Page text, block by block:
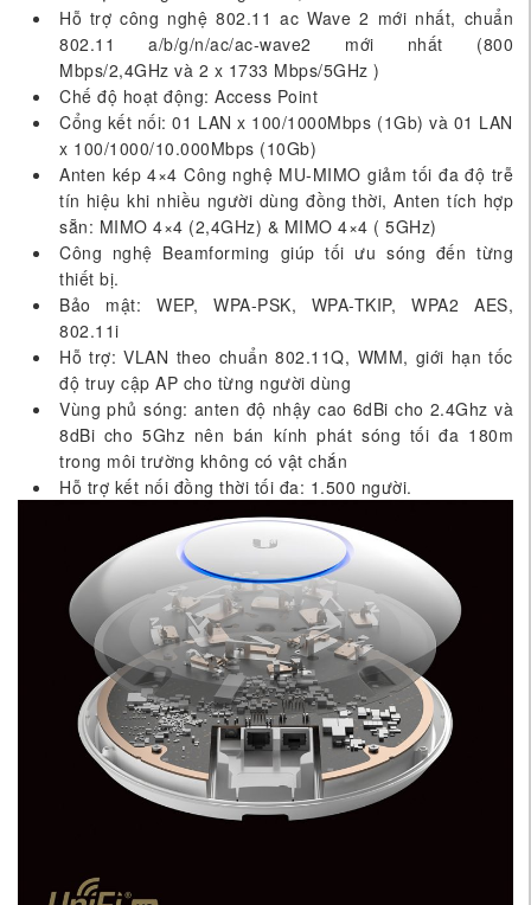
Hỗ trợ công nghệ 802.11 ac Wave 2 mới nhất, chuẩn
802.11 a/b/g/n/ac/ac-wave2 mới nhất (800
Mbps/2,4GHz và 2 x 1733 Mbps/5GHz )
Chế độ hoạt động: Access Point
Cổng kết nối: 01 LAN x 100/1000Mbps (1Gb) và 01 LAN
x 100/1000/10.000Mbps (10Gb)
Anten kép 4×4 Công nghệ MU-MIMO giảm tối đa độ trễ
tín hiệu khi nhiều người dùng đồng thời, Anten tích hợp
sẵn: MIMO 4×4 (2,4GHz) & MIMO 4×4 ( 5GHz)
Công nghệ Beamforming giúp tối ưu sóng đến từng
thiết bị.
Bảo mật: WEP, WPA-PSK, WPA-TKIP, WPA2 AES,
802.11i
Hỗ trợ: VLAN theo chuẩn 802.11Q, WMM, giới hạn tốc
độ truy cập AP cho từng người dùng
Vùng phủ sóng: anten độ nhậy cao 6dBi cho 2.4Ghz và
8dBi cho 5Ghz nên bán kính phát sóng tối đa 180m
trong môi trường không có vật chắn
Hỗ trợ kết nối đồng thời tối đa: 1.500 người.